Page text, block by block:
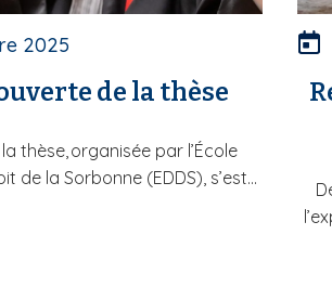
2025
de la thèse
thèse, organisée par l’École
de la Sorbonne (EDDS), s’est...